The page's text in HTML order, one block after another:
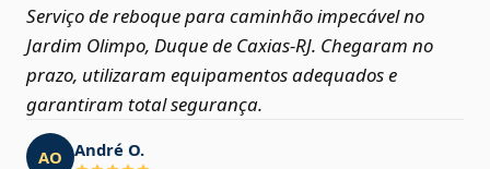
Serviço de reboque para caminhão impecável no
Jardim Olimpo, Duque de Caxias‑RJ. Chegaram no
prazo, utilizaram equipamentos adequados e
garantiram total segurança.
AO André O.